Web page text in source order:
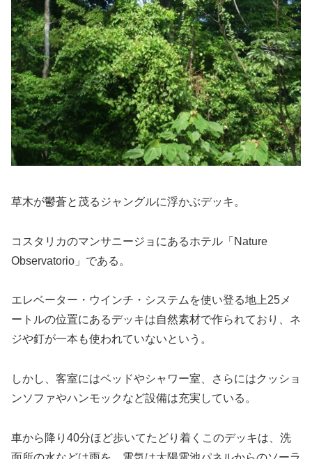
草木が鬱蒼と茂るジャングルに浮かぶデッキ。
コスタリカのマンサニージョにあるホテル「Nature
Observatorio」である。
エレベーター・ウインチ・システムを使い登る地上25メ
ートルの位置にあるデッキは自然素材で作られており、ネ
ジや釘が一本も使われていないという。
しかし、客室にはベッドやシャワー室、さらにはクッショ
ンソファやハンモックなど設備は充実している。
車から降り40分ほど歩いてたどり着くこのデッキは、洗